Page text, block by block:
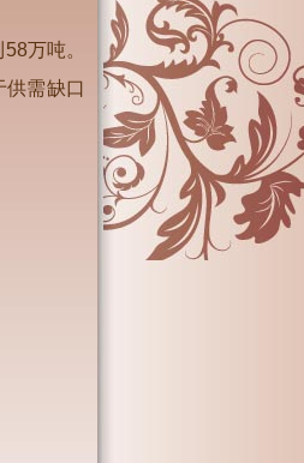
万吨。
需缺口